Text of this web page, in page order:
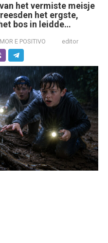
het vermiste meisje
het ergste,
bos in leidde…
E POSITIVO editor